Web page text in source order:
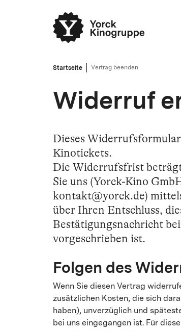
Startseite Vertrag beenden
Widerruf
Dieses
Kinotickets.
Die Widerrufsfrist beträgt
Sie uns (Yorck-Kino
kontakt@yorck.de)
über Ihren Entschluss,
Bestätigungsnachricht
vorgeschrieben ist.
Folgen des
Wenn Sie diesen Vertrag
zusätzlichen Kosten, die sich
haben), unverzüglich und
bei uns eingegangen ist. Für